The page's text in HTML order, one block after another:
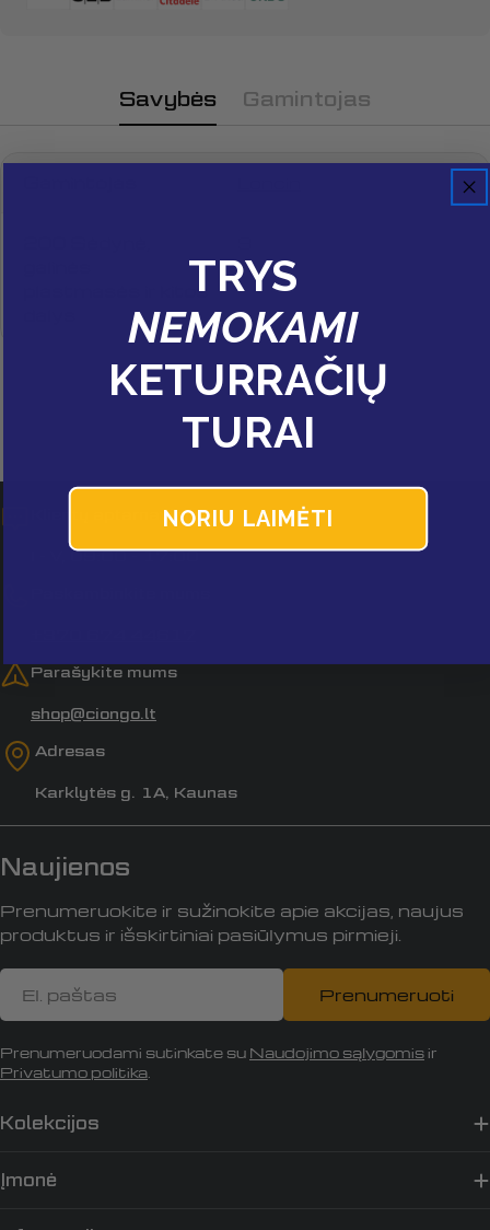
Jūsų
telefonas
Laukai, pažymėti *, yra privalomi.
Savybės Gamintojas
plastmasės ir kitos
Klientų aptarnavimas
I - V, 09:00 - 17:00
Parašykite mums
shop@ciongo.lt
Adresas
Karklytės g. 1A, Kaunas
Kolekcijos
Įmonė
Naujienos
Prenumeruokite ir sužinokite apie akcijas, naujus
produktus ir išskirtiniai pasiūlymus pirmieji.
El.
paštas
Prenumeruoti
Prenumeruodami sutinkate su Naudojimo sąlygomis ir
Privatumo politika
TRYS
NEMOKAMI
KETURRAČIŲ
TURAI
NORIU LAIMĖTI